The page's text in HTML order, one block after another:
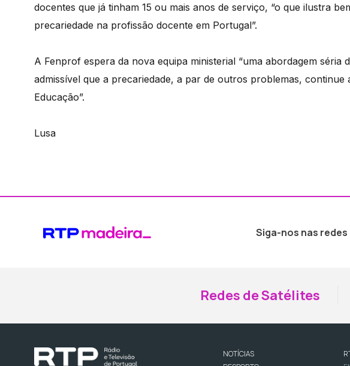
docentes que já tinham 15 ou mais anos de serviço, “o que ilustra
precariedade na profissão docente em Portugal”.
A Fenprof espera da nova equipa ministerial “uma abordagem séria
admissível que a precariedade, a par de outros problemas,
Educação”.
Lusa
Siga-nos nas
Redes de Satélites
NOTÍCIAS